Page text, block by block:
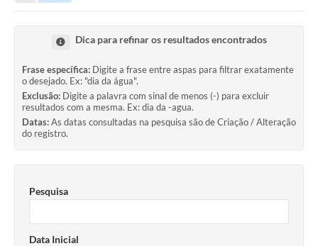
CAPINA ECOLÓGICA
Listas de Espera - Unidade Básica de Saúde
Defesa Civil
AQUI TEM SEBRAE
DOCUMENTOS
Dica para refinar os resultados encontrados
Frase específica: Digite a frase entre aspas para filtrar exatamente
o desejado. Ex: "dia da água".
Exclusão: Digite a palavra com sinal de menos (-) para excluir
resultados com a mesma. Ex: dia da -agua.
Datas:As datas consultadas na pesquisa são de Criação / Alteração
do registro.
Pesquisa
Data Inicial